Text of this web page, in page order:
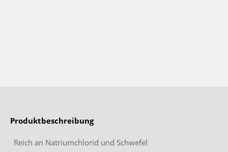
Produktbeschreibung
Reich an Natriumchlorid und Schwefel